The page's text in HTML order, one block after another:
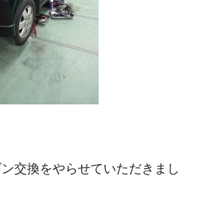
交換をやらせていただきまし